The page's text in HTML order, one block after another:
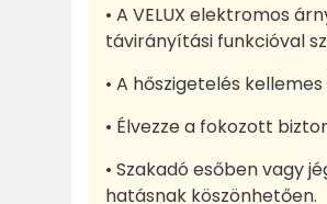
• A VELUX elektromos
távirányítási funkcióval
• A hőszigetelés
• Élvezze a fokozott
• Szakadó esőben vagy
hatásnak köszönhetően.